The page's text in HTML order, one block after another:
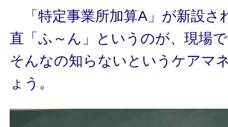
「特定事業所加算A」が新設さ
直「ふ～ん」というのが、現場
そんなの知らないというケアマ
ょう。